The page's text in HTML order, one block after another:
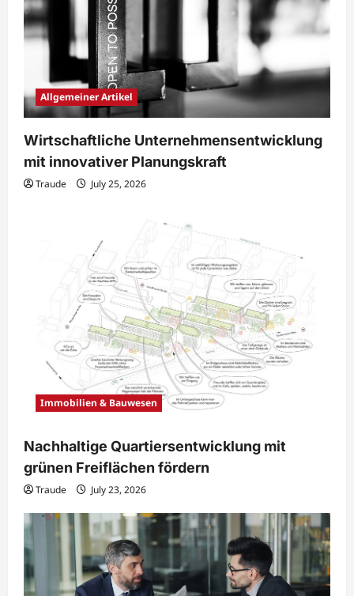
Allgemeiner Artikel
Wirtschaftliche Unternehmensentwicklung
mit innovativer Planungskraft
Traude July 25, 2026
Immobilien & Bauwesen
Nachhaltige Quartiersentwicklung mit
grünen Freiflächen fördern
Traude July 23, 2026